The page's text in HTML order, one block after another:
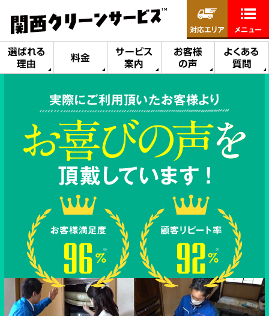
選ばれる
理由
料金
サービス
案内
お客様
の声
よくある
質問
対応エリア メニュー
実際にご利用頂いたお客様より